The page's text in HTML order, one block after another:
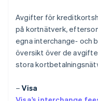
Avgifter för
på kortnätverk,
egna interchange- och
översikt över de
stora
–Visa